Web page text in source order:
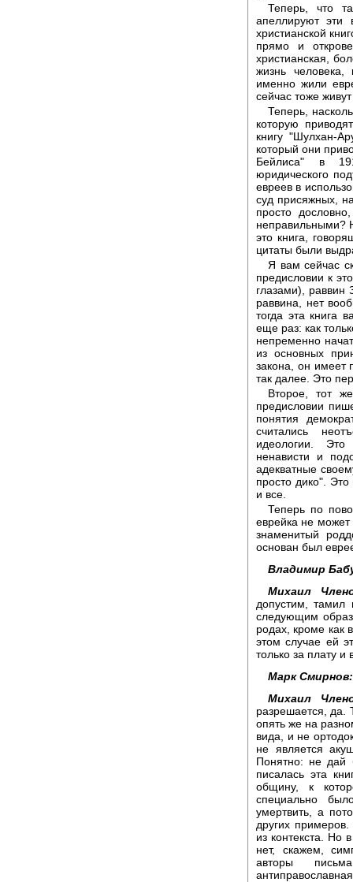
Теперь, что
апеллируют эти
христианской
прямо и
христианская,
жизнь
именно жили
сейчас тоже
Теперь,
которую
книгу "Шулхан-
который они
Бейлиса" в
юридического
евреев в
суд присяжных,
просто
неправильными?
это книга,
цитаты были
Я вам сейчас
предисловии к
глазами), раввин
раввина, нет
тогда эта книга
еще раз: как
непременно
из основных
закона, он имеет
так далее. Это
Второе, тот
предисловии
понятия
считались
идеологии.
ненависти и
адекватные
просто дико". Это
и все.
Теперь по
еврейка не
знаменитый
основан был
Владимир
Михаил
допустим, тамил
следующим
родах, кроме как
этом случае ей
только за плату и
Марк Смирнов:
Михаил
разрешается, да.
опять же на
вида, и не
не является
Понятно: не дай
писалась эта
общину, к
специально
умертвить, а
других
из контекста. Но
нет, скажем,
авторы